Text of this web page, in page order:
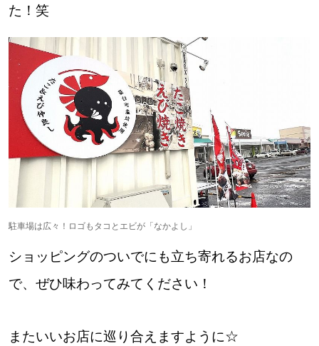
た！笑
駐車場は広々！ロゴもタコとエビが「なかよし」
ショッピングのついでにも立ち寄れるお店なの
で、ぜひ味わってみてください！
またいいお店に巡り合えますように☆